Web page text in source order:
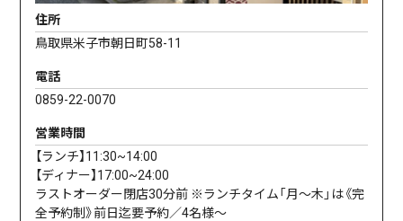
住所
鳥取県米子市朝日町58-11
電話
0859-22-0070
営業時間
【ランチ】11:30~14:00
【ディナー】17:00~24:00
ラストオーダー閉店30分前 ※ランチタイム「月～木」は《完
全予約制》前日迄要予約／4名様～